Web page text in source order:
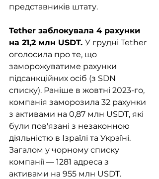
представників штату.
Tether заблокувала 4 рахунки
на 21,2 млн USDT. У грудні Tether
оголосила про те, що
заморожуватиме рахунки
підсанкційних осіб (з SDN
списку). Раніше в жовтні 2023-го,
компанія заморозила 32 рахунки
з активами на 0,87 млн USDT, які
були пов'язані з незаконною
діяльністю в Ізраїлі та Україні.
Загалом у чорному списку
компанії — 1281 адреса з
активами на 955 млн USDT.